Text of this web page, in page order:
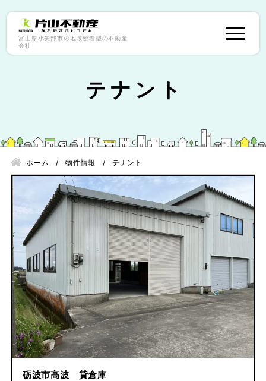
富山県小矢部市の地域密着型の不動産
会社
テナント
ホーム 物件情報 テナント
砺波市高波 貸倉庫